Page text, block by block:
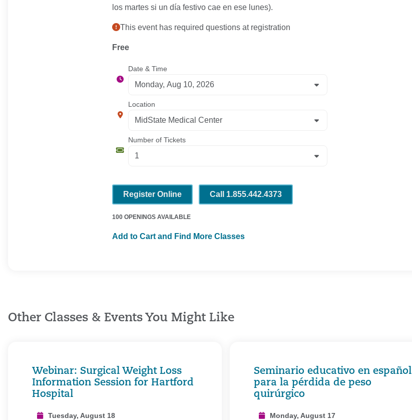
los martes si un día festivo cae en ese lunes).
This event has required questions at registration
Free
Date & Time
Location
Number of Tickets
Register Online Call 1.855.442.4373
100 OPENINGS AVAILABLE
Add to Cart and Find More Classes
Other Classes & Events You Might Like
Webinar: Surgical Weight Loss
Information Session for Hartford
Hospital
Tuesday, August 18
Seminario educativo en español
para la pérdida de peso
quirúrgico
Monday, August 17